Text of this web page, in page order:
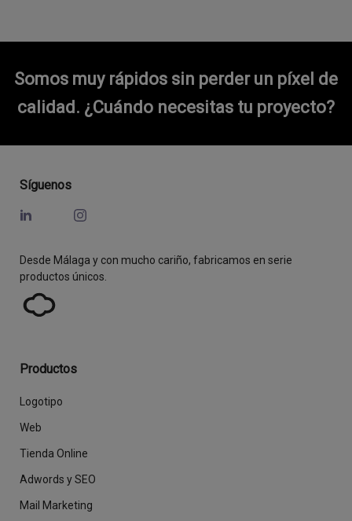
Somos muy rápidos sin perder un píxel de
calidad. ¿Cuándo necesitas tu proyecto?
Síguenos
Desde Málaga y con mucho cariño, fabricamos en serie
productos únicos.
Productos
Logotipo
Web
Tienda Online
Adwords y SEO
Mail Marketing